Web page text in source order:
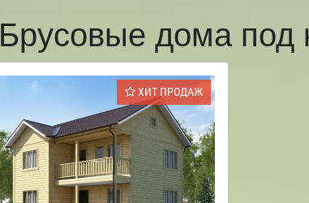
Брусовые дома
ХИТ ПРОДАЖ